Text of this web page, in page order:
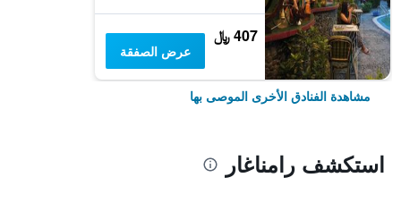
407 ﷼
عرض الصفقة
مشاهدة الفنادق الأخرى الموصى بها
استكشف رامناغار